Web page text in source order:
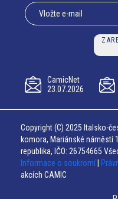
CamicNet
23.07.2026
Copyright (C) 2025 Italsko-
komora, Mariánské náměstí
republika, IČO: 26754665
Informace o soukromí
akcích CAMIC